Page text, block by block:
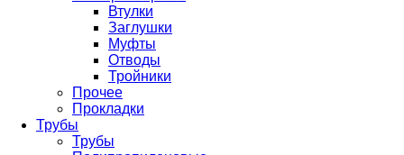
Втулки
Заглушки
Муфты
Отводы
Тройники
Прочее
Прокладки
Трубы
Трубы